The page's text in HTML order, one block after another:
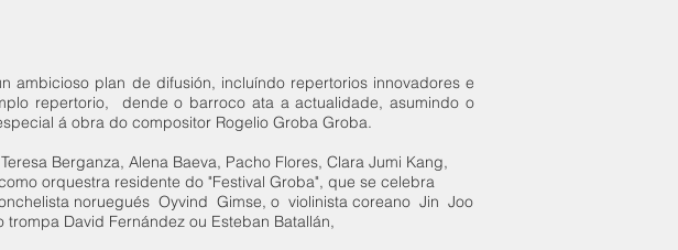
plan de difusión, incluíndo repertorios innovadores e
repertorio, dende o barroco ata a actualidade, asumindo o
á obra do compositor Rogelio Groba Groba.
Berganza, Alena Baeva, Pacho Flores, Clara Jumi Kang,
orquestra residente do "Festival Groba", que se celebra
noruegués Oyvind Gimse, o violinista coreano Jin Joo
David Fernández ou Esteban Batallán,